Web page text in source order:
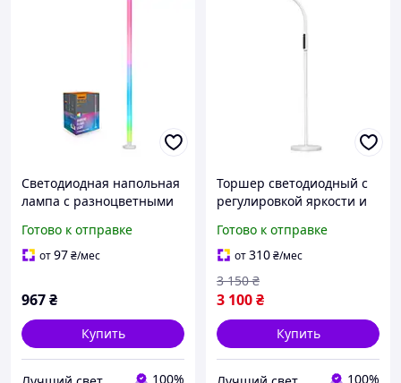
Светодиодная напольная
лампа с разноцветными
Готово к отправке
от97₴/мес
967₴
Купить
100%
Торшер светодиодный с
регулировкой яркости и
3000-5500к
Готово к отправке
от310₴/мес
3 100₴
3 150 ₴
Купить
100%